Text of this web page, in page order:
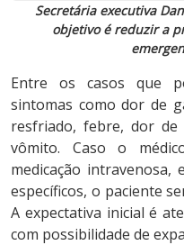
Secretária executiva
objetivo é reduzir a
Entre os casos que
sintomas como dor de
resfriado, febre, dor de
vômito. Caso o
medicação intravenosa,
específicos, o paciente
A expectativa inicial é
com possibilidade de